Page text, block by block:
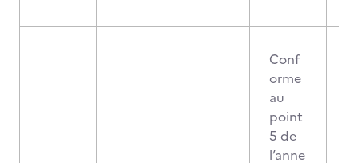
Conf
orme
au
point
5 de
l’anne